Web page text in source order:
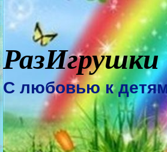
РазИгрушки
С любовью к